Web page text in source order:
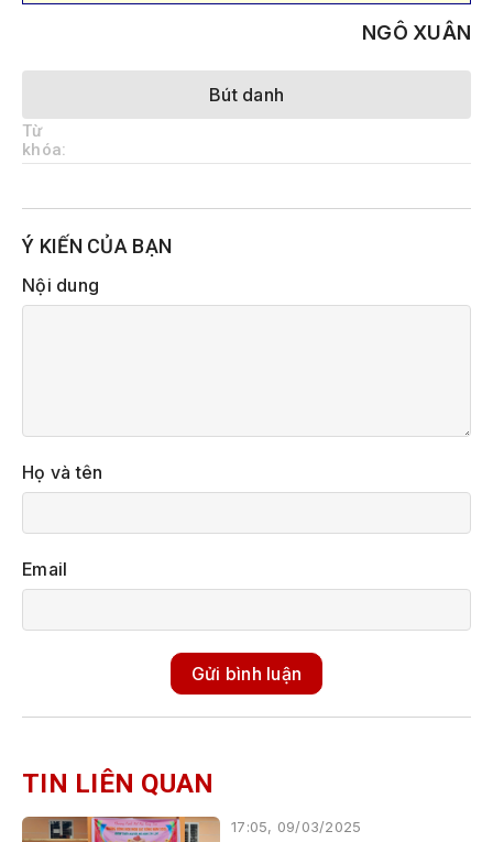
NGÔ XUÂN
Bút danh
Từ
khóa:
Ý KIẾN CỦA BẠN
Nội dung
Họ và tên
Email
Gửi bình luận
TIN LIÊN QUAN
17:05, 09/03/2025